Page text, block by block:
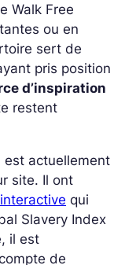
Walk Free
ou en
sert de
pris position
d’inspiration
restent
est actuellement
site. Il ont
qui
Slavery Index
il est
de